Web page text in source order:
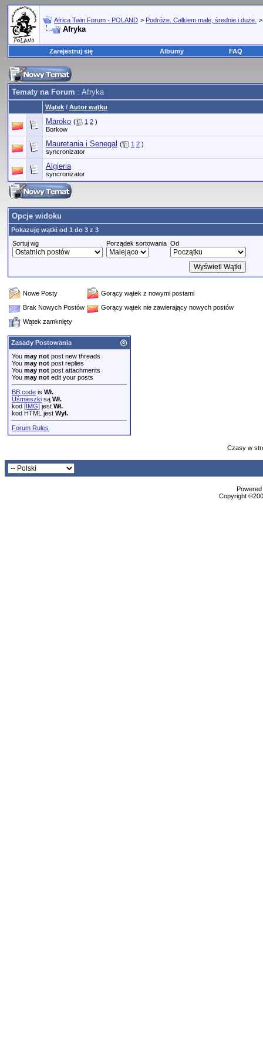
Africa Twin Forum - POLAND > Podróże. Całkiem małe, średnie i duże.
Afryka
Zarejestruj się Albumy FAQ
Tematy na Forum : Afryka
Wątek / Autor wątku
Maroko ( 1 2 )
Borkow
Mauretania i Senegal ( 1 2 )
syncronizator
Algieria
syncronizator
Opcje widoku
Pokazuję wątki od 1 do 3 z 3
Sortuj wg
Porządek sortowania Od
Nowe Posty
Gorący wątek z nowymi postami
Brak Nowych Postów
Gorący wątek nie zawierający nowych postów
Wątek zamknięty
Zasady Postowania
You may not post new threads
You may not post replies
You may not post attachments
You may not edit your posts
BB code is Wł.
Uśmieszki są Wł.
kod [IMG] jest Wł.
kod HTML jest Wył.
Forum Rules
Czasy w
Copyright